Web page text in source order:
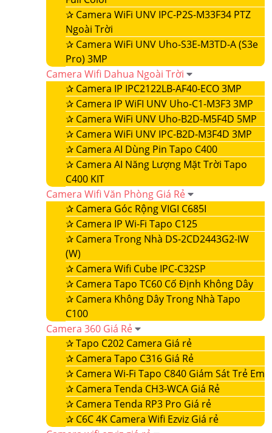
✰ Camera WiFi UNV IPC-P2S-M33F34 PTZ
Ngoài Trời
✰ Camera WiFi UNV Uho-S3E-M3TD-A (S3e
Pro) 3MP
Camera Wifi Dahua Ngoài Trời
✰ Camera IP IPC2122LB-AF40-ECO 3MP
✰ Camera IP WiFI UNV Uho-C1-M3F3 3MP
✰ Camera WiFi UNV Uho-B2D-M5F4D 5MP
✰ Camera WiFi UNV IPC-B2D-M3F4D 3MP
✰ Camera AI Dùng Pin Tapo C400
✰ Camera AI Năng Lượng Mặt Trời Tapo
C400 KIT
Camera Wifi Văn Phòng Giá Rẻ
✰ Camera Góc Rộng VIGI C685I
✰ Camera IP Wi-Fi Tapo C125
✰ Camera Trong Nhà DS-2CD2443G2-IW
(W)
✰ Camera Wifi Cube IPC-C32SP
✰ Camera Tapo TC60 Cố Định Không Dây
✰ Camera Không Dây Trong Nhà Tapo
C100
Camera 360 Giá Rẻ
✰Tapo C202 Camera Giá rẻ
✰ Camera Tapo C316 Giá Rẻ
✰ Camera Wi-Fi Tapo C840 Giám Sát Trẻ Em
✰ Camera Tenda CH3-WCA Giá Rẻ
✰ Camera Tenda RP3 Pro Giá rẻ
✰ C6C 4K Camera Wifi Ezviz Giá rẻ